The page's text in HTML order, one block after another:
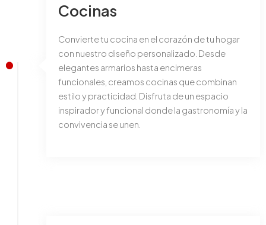
Cocinas
Convierte tu cocina en el corazón de tu hogar
con nuestro diseño personalizado. Desde
elegantes armarios hasta encimeras
funcionales, creamos cocinas que combinan
estilo y practicidad. Disfruta de un espacio
inspirador y funcional donde la gastronomía y la
convivencia se unen.